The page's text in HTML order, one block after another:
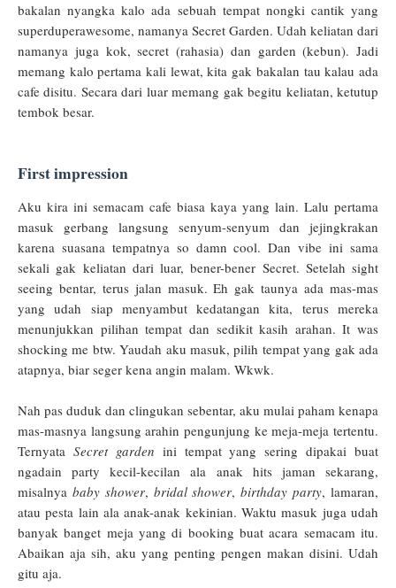
bakalan nyangka kalo ada sebuah tempat nongki cantik yang
superduperawesome, namanya Secret Garden. Udah keliatan dari
namanya juga kok, secret (rahasia) dan garden (kebun). Jadi
memang kalo pertama kali lewat, kita gak bakalan tau kalau ada
cafe disitu. Secara dari luar memang gak begitu keliatan, ketutup
tembok besar.
First impression
Aku kira ini semacam cafe biasa kaya yang lain. Lalu pertama
masuk gerbang langsung senyum-senyum dan jejingkrakan
karena suasana tempatnya so damn cool. Dan vibe ini sama
sekali gak keliatan dari luar, bener-bener Secret. Setelah sight
seeing bentar, terus jalan masuk. Eh gak taunya ada mas-mas
yang udah siap menyambut kedatangan kita, terus mereka
menunjukkan pilihan tempat dan sedikit kasih arahan. It was
shocking me btw. Yaudah aku masuk, pilih tempat yang gak ada
atapnya, biar seger kena angin malam. Wkwk.
Nah pas duduk dan clingukan sebentar, aku mulai paham kenapa
mas-masnya langsung arahin pengunjung ke meja-meja tertentu.
Ternyata Secret garden ini tempat yang sering dipakai buat
ngadain party kecil-kecilan ala anak hits jaman sekarang,
misalnya baby shower, bridal shower,birthday party, lamaran,
atau pesta lain ala anak-anak kekinian. Waktu masuk juga udah
banyak banget meja yang di booking buat acara semacam itu.
Abaikan aja sih, aku yang penting pengen makan disini. Udah
gitu aja.